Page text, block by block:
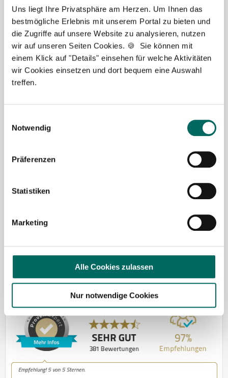
Uns liegt Ihre Privatsphäre am Herzen. Um Ihnen das
bestmögliche Erlebnis mit unserem Portal zu bieten und
die Zugriffe auf unsere Website zu analysieren, nutzen
wir auf unseren Seiten Cookies. 🍪 Sie können mit
einem Klick auf "Details" einsehen für welche Aktivitäten
wir Cookies einsetzen und dort bequem eine Auswahl
treffen.
Notwendig
Präferenzen
Statistiken
Marketing
Alle Cookies zulassen
Nur notwendige Cookies
Robert Braun
Ansprechpartner
Stelle als Apotheker (m|w|d), PTA oder PKA. Bei
Fragen zu unseren Stellenangeboten oder zum
melden Sie sich gern.
Jetzt zur kostenlosen Stellenanfrage
Kontakt
Fax: +49 (0) 521 / 911 730 31
hallo@deutscher-apotheker-service.de